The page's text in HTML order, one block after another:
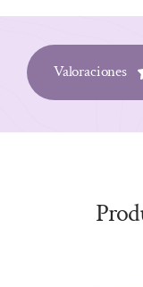
Valoraciones